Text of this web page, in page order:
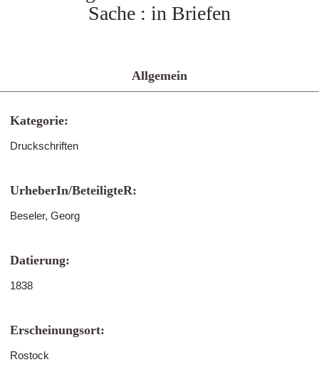
Sache : in Briefen
Allgemein
Kategorie:
Druckschriften
UrheberIn/BeteiligteR:
Beseler, Georg
Datierung:
1838
Erscheinungsort:
Rostock